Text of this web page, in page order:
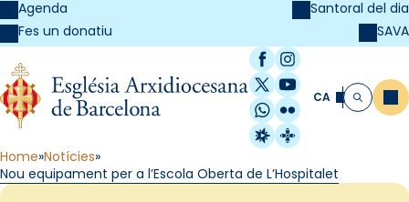
Agenda
Fes un donatiu
Santoral del dia
SAVA
Facebook
Instagram
X / Twitter
YouTube
WhatsApp
Flickr
Radio Estel
Catalunya
CA Cerca
Home Notícies
Nou equipament per a l’Escola Oberta de L’Hospitalet